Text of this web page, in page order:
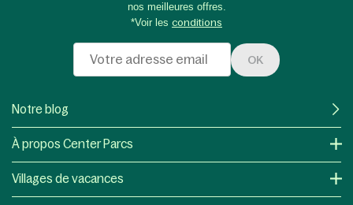
nos meilleures offres.
*Voir les conditions
OK
Notre blog
À propos Center Parcs
Villages de vacances